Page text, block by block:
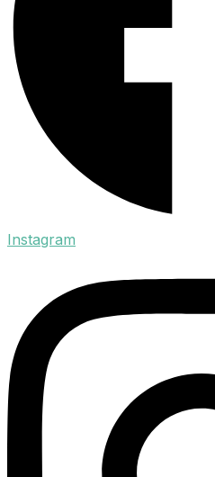
Instagram